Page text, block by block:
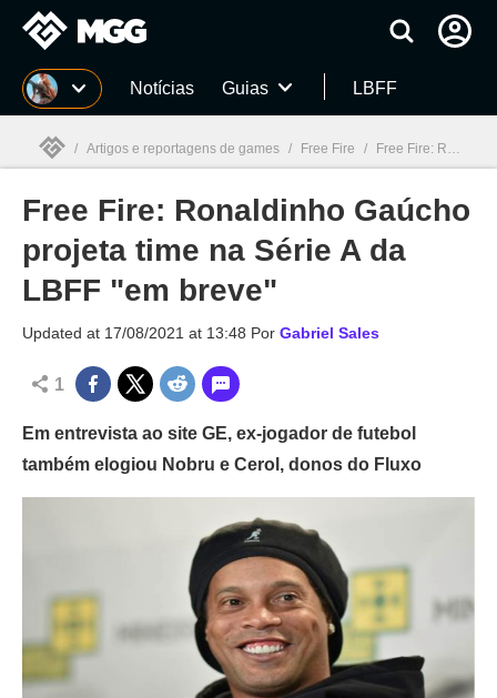
Millenium Notícias Guias LBFF
Millenium
/ Artigos e reportagens de games / Free Fire / Free Fire: Ronaldinho Gaúcho projeta time na Série A da LBFF "em breve"
Free Fire: Ronaldinho Gaúcho
projeta time na Série A da
LBFF "em breve"
Updated at 17/08/2021 at 13:48 Por Gabriel Sales
1
Em entrevista ao site GE, ex-jogador de futebol
também elogiou Nobru e Cerol, donos do Fluxo